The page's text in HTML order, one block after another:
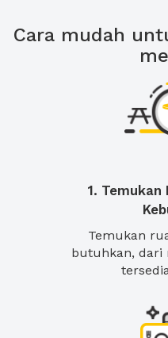
Cara mudah
1. Temukan
Temukan
butuhkan, dari